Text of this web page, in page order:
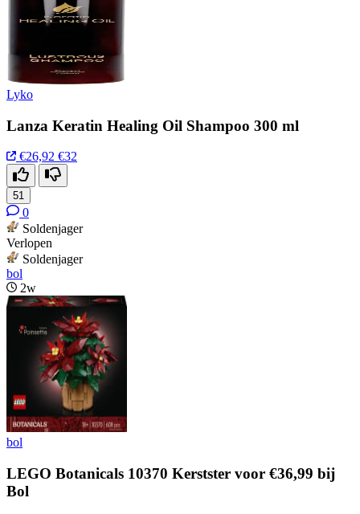
Lyko
Lanza Keratin Healing Oil Shampoo 300 ml
€26,92 €32
51
0
Soldenjager
Verlopen
Soldenjager
bol
2w
bol
LEGO Botanicals 10370 Kerstster voor €36,99 bij
Bol